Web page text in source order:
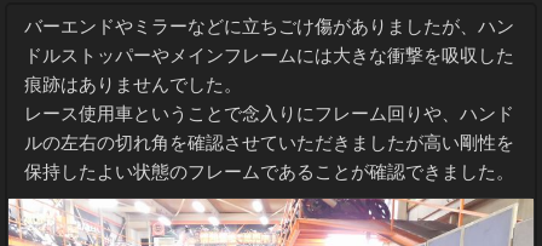
バーエンドやミラーなどに立ちごけ傷がありましたが、ハン
ドルストッパーやメインフレームには大きな衝撃を吸収した
痕跡はありませんでした。
レース使用車ということで念入りにフレーム回りや、ハンド
ルの左右の切れ角を確認させていただきましたが高い剛性を
保持したよい状態のフレームであることが確認できました。